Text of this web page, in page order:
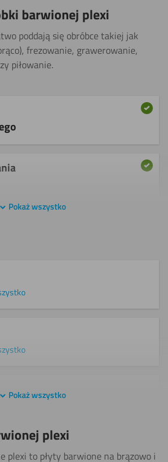
barwionej plexi
poddają się obróbce takiej jak
frezowanie, grawerowanie,
piłowanie.
Pokaż wszystko
Pokaż wszystko
plexi
plexi to płyty barwione na brązowo i